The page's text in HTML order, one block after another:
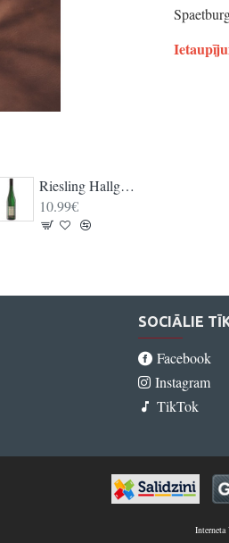
Riesling Hallgartener Rheingau QbA Classic
10.99€
SOCIĀLIE
Facebook
Instagram
TikTok